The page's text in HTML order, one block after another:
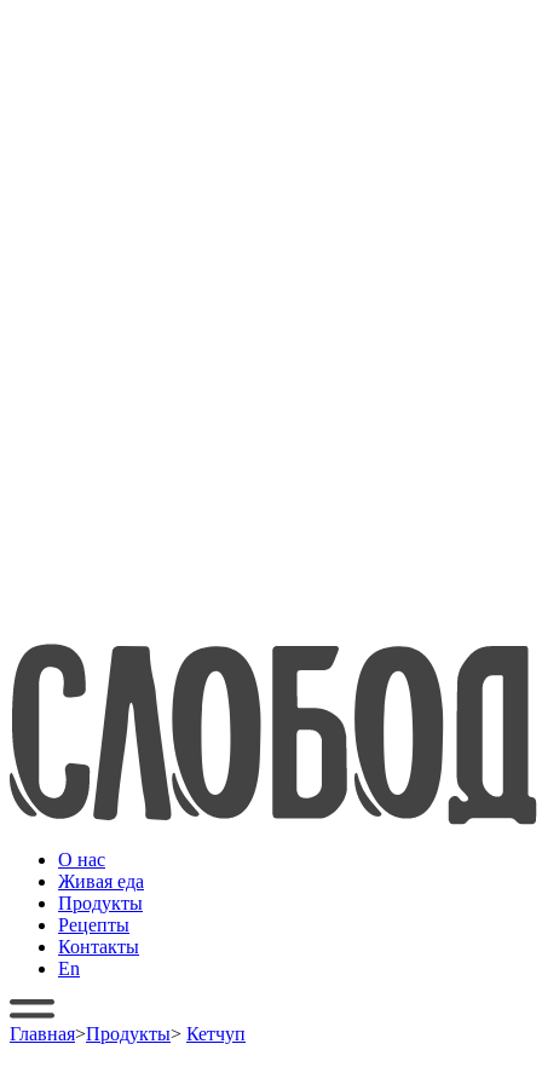
О нас
Живая еда
Продукты
Рецепты
Контакты
En
Главная>Продукты> Кетчуп